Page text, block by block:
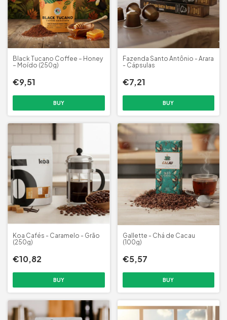
Black Tucano Coffee – Honey
– Moído (250g)
€9,51
Fazenda Santo Antônio - Arara
- Cápsulas
€7,21
Koa Cafés - Caramelo - Grão
(250g)
€10,82
Gallette - Chá de Cacau
(100g)
€5,57